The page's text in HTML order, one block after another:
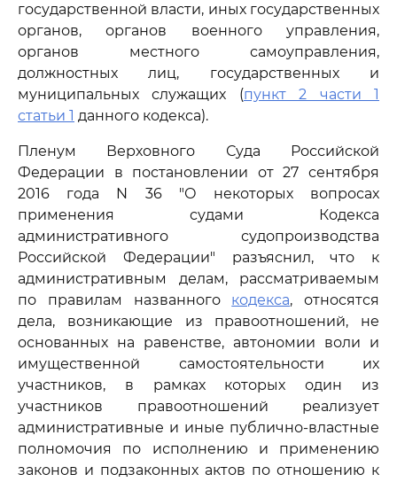
государственной власти, иных государственных
органов, органов военного управления,
органов местного самоуправления,
должностных лиц, государственных и
муниципальных служащих (пункт 2 части 1
статьи 1 данного кодекса).
Пленум Верховного Суда Российской
Федерации в постановлении от 27 сентября
2016 года N 36 "О некоторых вопросах
применения судами Кодекса
административного судопроизводства
Российской Федерации" разъяснил, что к
административным делам, рассматриваемым
по правилам названного кодекса, относятся
дела, возникающие из правоотношений, не
основанных на равенстве, автономии воли и
имущественной самостоятельности их
участников, в рамках которых один из
участников правоотношений реализует
административные и иные публично-властные
полномочия по исполнению и применению
законов и подзаконных актов по отношению к